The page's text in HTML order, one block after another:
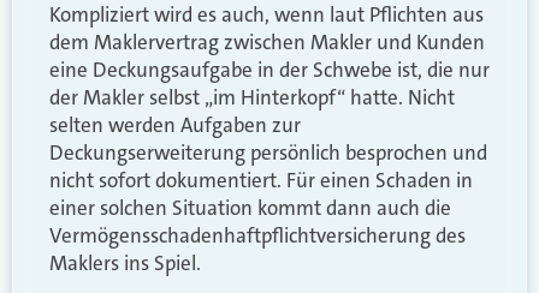
Kompliziert wird es auch, wenn laut Pflichten aus
dem Maklervertrag zwischen Makler und Kunden
eine Deckungsaufgabe in der Schwebe ist, die nur
der Makler selbst „im Hinterkopf“ hatte. Nicht
selten werden Aufgaben zur
Deckungserweiterung persönlich besprochen und
nicht sofort dokumentiert. Für einen Schaden in
einer solchen Situation kommt dann auch die
Vermögensschadenhaftpflichtversicherung des
Maklers ins Spiel.